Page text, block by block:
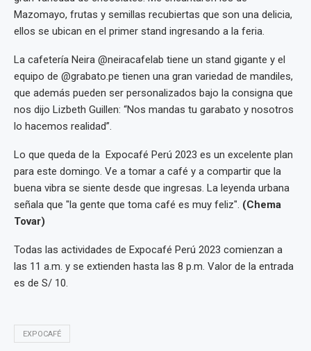
Mazomayo, frutas y semillas recubiertas que son una delicia,
ellos se ubican en el primer stand ingresando a la feria.
La cafetería Neira @neiracafelab tiene un stand gigante y el
equipo de @grabato.pe tienen una gran variedad de mandiles,
que además pueden ser personalizados bajo la consigna que
nos dijo Lizbeth Guillen: “Nos mandas tu garabato y nosotros
lo hacemos realidad”.
Lo que queda de la Expocafé Perú 2023 es un excelente plan
para este domingo. Ve a tomar a café y a compartir que la
buena vibra se siente desde que ingresas. La leyenda urbana
señala que "la gente que toma café es muy feliz". (Chema
Tovar)
Todas las actividades de Expocafé Perú 2023 comienzan a
las 11 a.m. y se extienden hasta las 8 p.m. Valor de la entrada
es de S/ 10.
EXPOCAFÉ